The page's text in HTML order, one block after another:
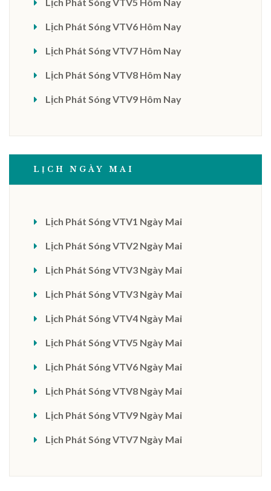
Lịch Phát Sóng VTV6 Hôm Nay
Lịch Phát Sóng VTV7 Hôm Nay
Lịch Phát Sóng VTV8 Hôm Nay
Lịch Phát Sóng VTV9 Hôm Nay
LỊCH NGÀY MAI
Lịch Phát Sóng VTV1 Ngày Mai
Lịch Phát Sóng VTV2 Ngày Mai
Lịch Phát Sóng VTV3 Ngày Mai
Lịch Phát Sóng VTV3 Ngày Mai
Lịch Phát Sóng VTV4 Ngày Mai
Lịch Phát Sóng VTV5 Ngày Mai
Lịch Phát Sóng VTV6 Ngày Mai
Lịch Phát Sóng VTV8 Ngày Mai
Lịch Phát Sóng VTV9 Ngày Mai
Lịch Phát Sóng VTV7 Ngày Mai